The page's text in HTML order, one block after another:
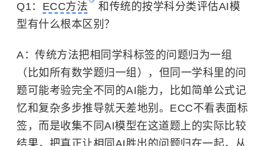
Q1： ECC方法
和传统的按学科分类评估AI模
型有什么根本区别？
A：传统方法把相同学科标签的问题归为一组
（比如所有数学题归一组），但同一学科里的问
题可能考验完全不同的AI能力，比如简单公式记
忆和复杂多步推导就天差地别。ECC不看表面标
签，而是收集不同AI模型在这道题上的实际比较
结果，把真正让相同AI胜出的问题归在一起，从